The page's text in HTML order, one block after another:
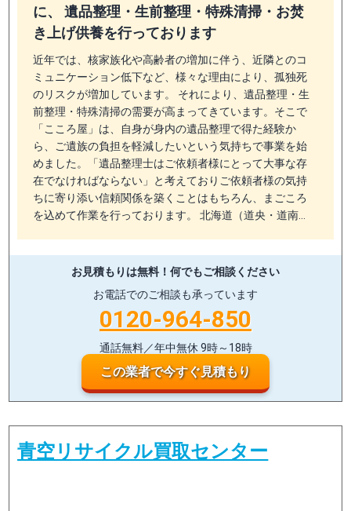
に、 遺品整理・生前整理・特殊清掃・お焚
き上げ供養を行っております
近年では、核家族化や高齢者の増加に伴う、近隣とのコ
ミュニケーション低下など、様々な理由により、孤独死
のリスクが増加しています。 それにより、遺品整理・生
前整理・特殊清掃の需要が高まってきています。そこで
「こころ屋」は、自身が身内の遺品整理で得た経験か
ら、ご遺族の負担を軽減したいという気持ちで事業を始
めました。「遺品整理士はご依頼者様にとって大事な存
在でなければならない」と考えておりご依頼者様の気持
ちに寄り添い信頼関係を築くことはもちろん、まごころ
を込めて作業を行っております。 北海道（道央・道南…
お見積もりは無料！ 何でもご相談ください
お電話でのご相談も承っています
0120-964-850
通話無料／年中無休 9時～18時
この業者で今すぐ見積もり
青空リサイクル買取センター